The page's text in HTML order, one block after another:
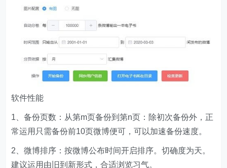
软件性能
1、备份页数：从第m页备份到第n页：除初次备份外，正
常运用只需备份前10页微博便可，可以加速备份速度。
2、微博排序：按微博公布时间开启排序。切确度为天。
建议运用由旧到新形式，合适浏览习气。